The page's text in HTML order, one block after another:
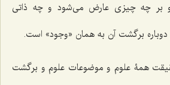
چه چیزی عارض می‌شود و چه ذاتی
برگشت آن به همان «وجود» است.
همۀ علوم و موضوعات علوم و برگشت